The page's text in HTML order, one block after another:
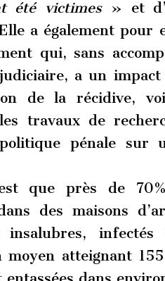
été victimes» et
a également pour
qui, sans
a un
de la récidive,
travaux de
pénale sur
que près de
des maisons
insalubres,
moyen atteignant